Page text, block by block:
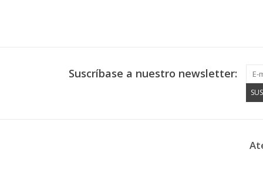
Suscríbase a nuestro newsletter: